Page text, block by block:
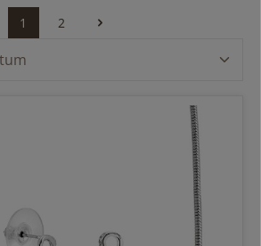
Seite
1 Seite
2